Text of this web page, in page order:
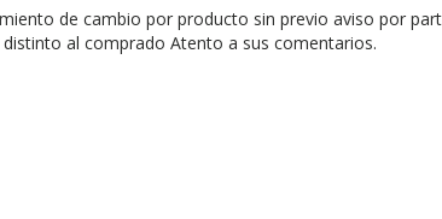
de cambio por producto sin previo aviso por
al comprado Atento a sus comentarios.